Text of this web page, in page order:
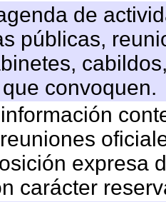
de
públicas,
convoquen.
expresa
carácter